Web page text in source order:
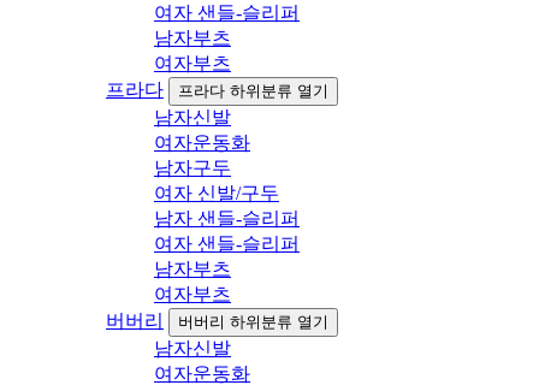
여자 샌들-슬리퍼
남자부츠
여자부츠
프라다
프라다 하위분류 열기
남자신발
여자운동화
남자구두
여자 신발/구두
남자 샌들-슬리퍼
여자 샌들-슬리퍼
남자부츠
여자부츠
버버리
버버리 하위분류 열기
남자신발
여자운동화